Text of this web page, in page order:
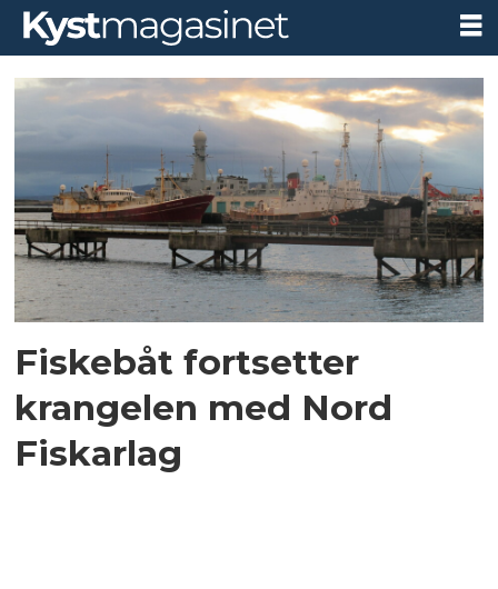
Tag:
tredjelandskvote
Fiskebåt fortsetter
krangelen med Nord
Fiskarlag